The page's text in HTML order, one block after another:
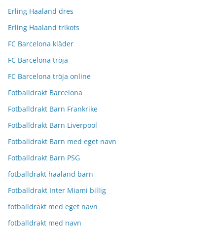
Erling Haaland dres
Erling Haaland trikots
FC Barcelona kläder
FC Barcelona tröja
FC Barcelona tröja online
Fotballdrakt Barcelona
Fotballdrakt Barn Frankrike
Fotballdrakt Barn Liverpool
Fotballdrakt Barn med eget navn
Fotballdrakt Barn PSG
fotballdrakt haaland barn
Fotballdrakt Inter Miami billig
fotballdrakt med eget navn
fotballdrakt med navn